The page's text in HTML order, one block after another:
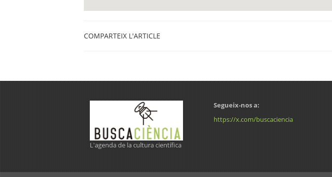
COMPARTEIX L'ARTICLE
L'agenda de la cultura científica
Segueix-nos a:
https://x.com/buscaciencia